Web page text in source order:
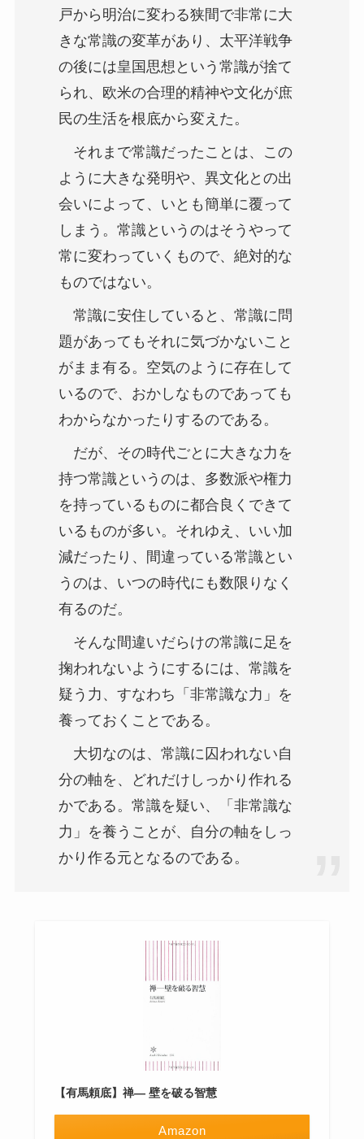
戸から明治に変わる狭間で非常に大
きな常識の変革があり、太平洋戦争
の後には皇国思想という常識が捨て
られ、欧米の合理的精神や文化が庶
民の生活を根底から変えた。
それまで常識だったことは、この
ように大きな発明や、異文化との出
会いによって、いとも簡単に覆って
しまう。常識というのはそうやって
常に変わっていくもので、絶対的な
ものではない。
常識に安住していると、常識に問
題があってもそれに気づかないこと
がまま有る。空気のように存在して
いるので、おかしなものであっても
わからなかったりするのである。
だが、その時代ごとに大きな力を
持つ常識というのは、多数派や権力
を持っているものに都合良くできて
いるものが多い。それゆえ、いい加
減だったり、間違っている常識とい
うのは、いつの時代にも数限りなく
有るのだ。
そんな間違いだらけの常識に足を
掬われないようにするには、常識を
疑う力、すなわち「非常識な力」を
養っておくことである。
大切なのは、常識に囚われない自
分の軸を、どれだけしっかり作れる
かである。常識を疑い、「非常識な
力」を養うことが、自分の軸をしっ
かり作る元となるのである。
【有馬頼底】禅― 壁を破る智慧
Amazon